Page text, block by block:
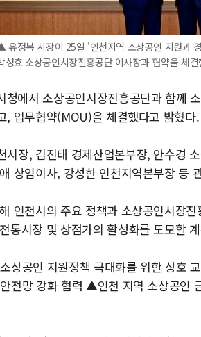
유정복 시장이 25일 '인천지역 소상공인 지원과
성효 소상공인시장진흥공단 이사장과 협약을 체
청에서 소상공인시장진흥공단과 함께
, 업무협약(MOU)을 체결했다고 밝혔다.
시장, 김진태 경제산업본부장, 안수경
상임이사, 강성한 인천지역본부장 등
인천시의 주요 정책과 소상공인시장
통시장 및 상점가의 활성화를 도모할
상공인 지원정책 극대화를 위한 상호
전망 강화 협력 ▲인천 지역 소상공인